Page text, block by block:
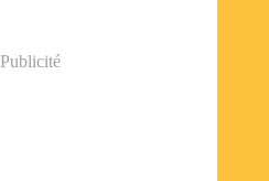
Publicité